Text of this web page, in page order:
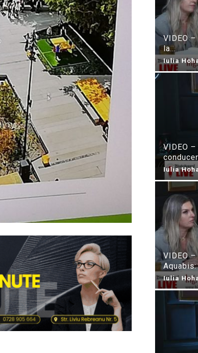
VIDEO
la...
Iulia
VIDEO
Iulia
VIDEO
Aquabis:
Iulia